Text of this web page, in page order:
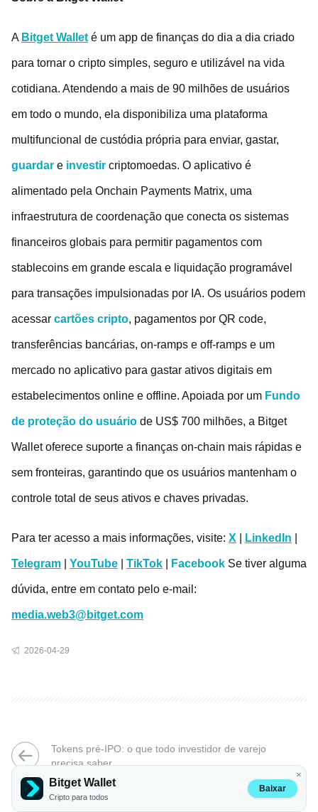
A Bitget Wallet é um app de finanças do dia a dia criado
para tornar o cripto simples, seguro e utilizável na vida
cotidiana. Atendendo a mais de 90 milhões de usuários
em todo o mundo, ela disponibiliza uma plataforma
multifuncional de custódia própria para enviar, gastar,
guardar e investir criptomoedas. O aplicativo é
alimentado pela Onchain Payments Matrix, uma
infraestrutura de coordenação que conecta os sistemas
financeiros globais para permitir pagamentos com
stablecoins em grande escala e liquidação programável
para transações impulsionadas por IA. Os usuários podem
acessar cartões cripto, pagamentos por QR code,
transferências bancárias, on-ramps e off-ramps e um
mercado no aplicativo para gastar ativos digitais em
estabelecimentos online e offline. Apoiada por um Fundo
de proteção do usuário de US$ 700 milhões, a Bitget
Wallet oferece suporte a finanças on-chain mais rápidas e
sem fronteiras, garantindo que os usuários mantenham o
controle total de seus ativos e chaves privadas.
Para ter acesso a mais informações, visite: X LinkedIn
Telegram YouTube TikTok Facebook Se tiver alguma
dúvida, entre em contato pelo e-mail:
media.web3@bitget.com
2026-04-29
Tokens pré-IPO: o que todo investidor de varejo
precisa saber
Preveja o que vem a seguir: mercados de previsão com
tecnologia de IA disponíveis na Bitget Wallet
×
Bitget Wallet
Cripto para todos
Baixar